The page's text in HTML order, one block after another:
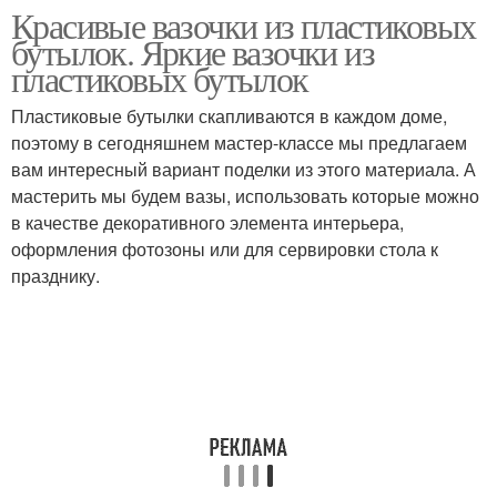
Красивые вазочки из пластиковых
бутылок. Яркие вазочки из
пластиковых бутылок
Пластиковые бутылки скапливаются в каждом доме,
поэтому в сегодняшнем мастер-классе мы предлагаем
вам интересный вариант поделки из этого материала. А
мастерить мы будем вазы, использовать которые можно
в качестве декоративного элемента интерьера,
оформления фотозоны или для сервировки стола к
празднику.